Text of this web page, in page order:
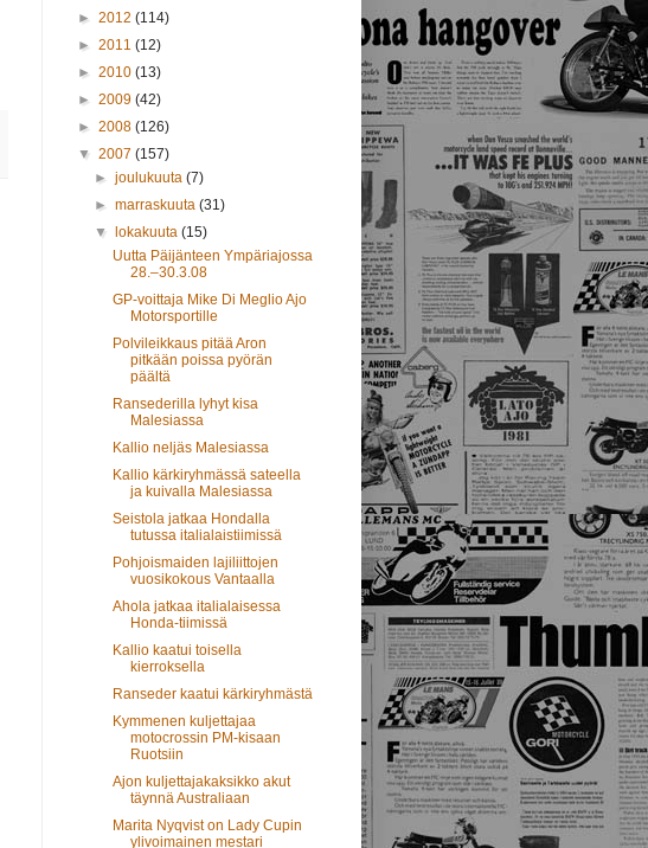
► 2012 (114)
► 2011 (12)
► 2010 (13)
► 2009 (42)
► 2008 (126)
▼ 2007 (157)
►joulukuuta(7)
►marraskuuta(31)
▼
lokakuuta(15)
Uutta Päijänteen Ympäriajossa
28.–30.3.08
GP-voittaja Mike Di Meglio Ajo
Motorsportille
Polvileikkaus pitää Aron
pitkään poissa pyörän
päältä
Ransederilla lyhyt kisa
Malesiassa
Kallio neljäs Malesiassa
Kallio kärkiryhmässä sateella
ja kuivalla Malesiassa
Seistola jatkaa Hondalla
tutussa italialaistiimissä
Pohjoismaiden lajiliittojen
vuosikokous Vantaalla
Ahola jatkaa italialaisessa
Honda-tiimissä
Kallio kaatui toisella
kierroksella
Ranseder kaatui kärkiryhmästä
Kymmenen kuljettajaa
motocrossin PM-kisaan
Ruotsiin
Ajon kuljettajakaksikko akut
täynnä Australiaan
Marita Nyqvist on Lady Cupin
ylivoimainen mestari